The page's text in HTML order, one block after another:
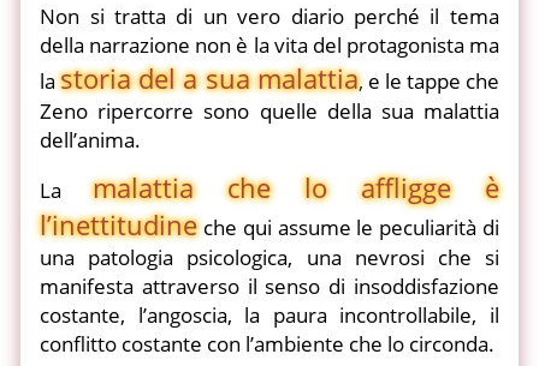
Non si tratta di un vero diario perché il tema
della narrazione non è la vita del protagonista ma
lastoria del a sua malattia, e le tappe che
Zeno ripercorre sono quelle della sua malattia
dell’anima.
Lamalattia che lo affligge è
l’inettitudineche qui assume le peculiarità di
una patologia psicologica, una nevrosi che si
manifesta attraverso il senso di insoddisfazione
costante, l’angoscia, la paura incontrollabile, il
conflitto costante con l’ambiente che lo circonda.